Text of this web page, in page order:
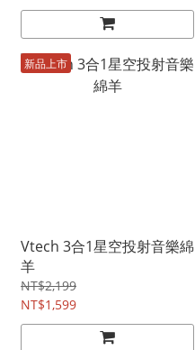
新品上市
Vtech 3合1星空投射音樂綿
羊
NT$2,199
NT$1,599